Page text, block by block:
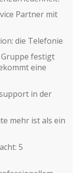
Partner mit
die Telefonie
Gruppe festigt
eine
in der
mehr ist als ein
5